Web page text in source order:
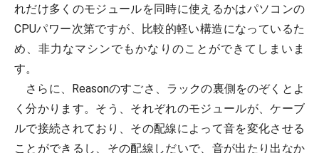
れだけ多くのモジュールを同時に使えるかはパソコンの
CPUパワー次第ですが、比較的軽い構造になっているた
め、非力なマシンでもかなりのことができてしまいま
す。
さらに、Reasonのすごさ、ラックの裏側をのぞくとよ
く分かります。そう、それぞれのモジュールが、ケーブ
ルで接続されており、その配線によって音を変化させる
ことができるし、その配線しだいで、音が出たり出なか